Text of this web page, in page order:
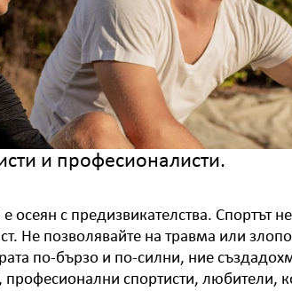
и професионалисти.
осеян с предизвикателства. Спортът
Не позволявайте на травма или
по-бързо и по-силни, ние
професионални спортисти, любители,